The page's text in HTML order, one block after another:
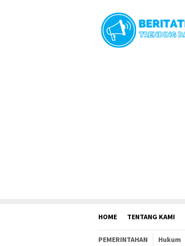
HOME TENTANG KAMI
PEMERINTAHAN Hukum